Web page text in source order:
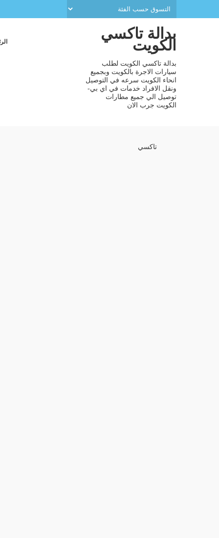
بدالة تاكسي
الكويت
بدالة تاكسي الكويت لطلب
سيارات الاجرة بالكويت وبجميع
انحاء الكويت سرعه في التوصيل
ونقل الافراد خدمات في اي بي-
توصيل الي جميع مطارات
الكويت جرب الان
تاكسي